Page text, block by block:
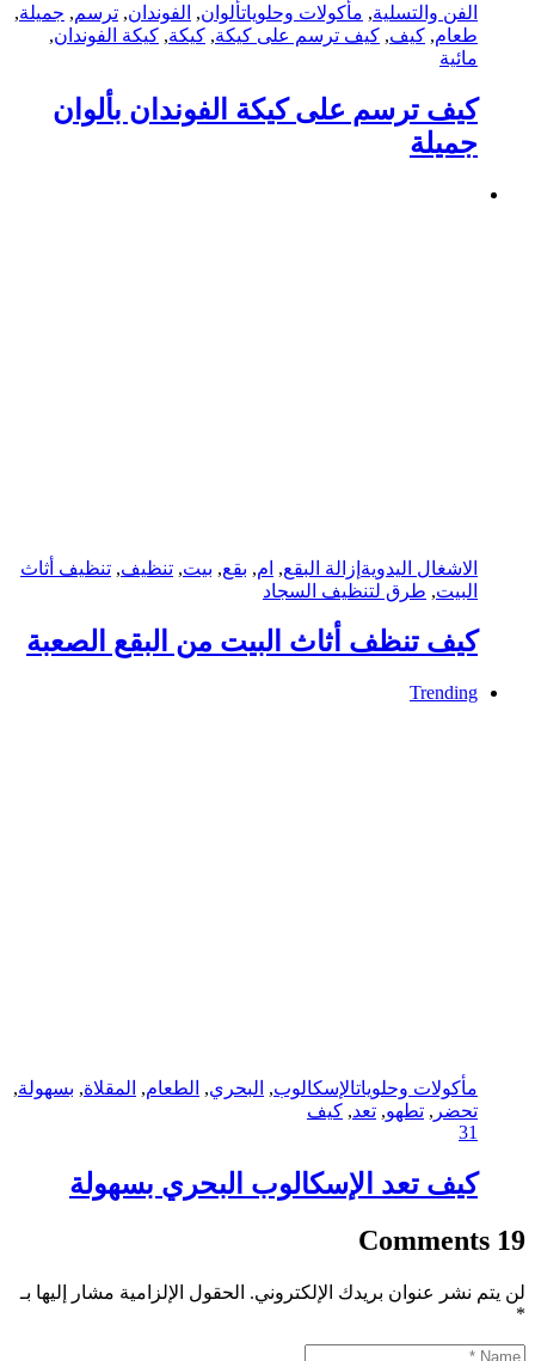
الفن والتسلية, مأكولات وحلوياتألوان, الفوندان, ترسم, جميلة,
طعام, كيف, كيف ترسم على كيكة, كيكة, كيكة الفوندان,
مائية
كيف ترسم على كيكة الفوندان بألوان
جميلة
الاشغال اليدوية إزالة البقع, ام, بقع, بيت, تنظيف, تنظيف أثاث
البيت, طرق لتنظيف السجاد
كيف تنظف أثاث البيت من البقع الصعبة
Trending
مأكولات وحلوياتالإسكالوب, البحري, الطعام, المقلاة, بسهولة,
تحضر , تطهو, تعد, كيف
31
كيف تعد الإسكالوب البحري بسهولة
19 Comments
لن يتم نشر عنوان بريدك الإلكتروني. الحقول الإلزامية مشار إليها بـ
*